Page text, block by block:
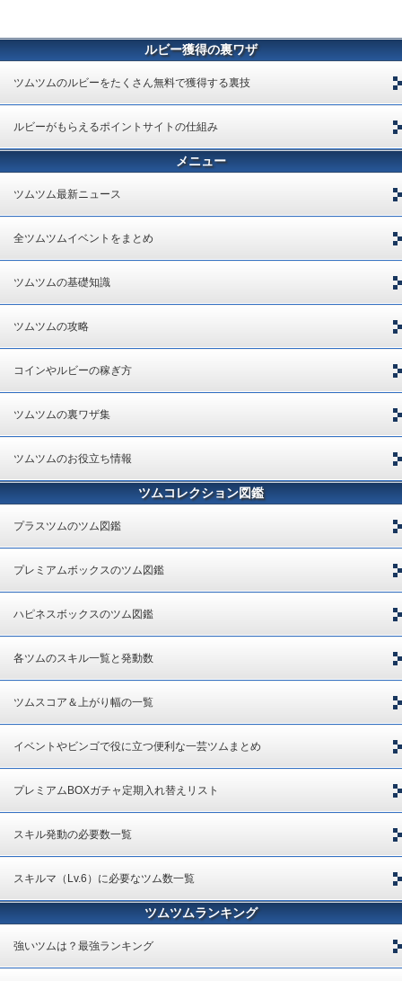
ルビー獲得の裏ワザ
ツムツムのルビーをたくさん無料で獲得する裏技
ルビーがもらえるポイントサイトの仕組み
メニュー
ツムツム最新ニュース
全ツムツムイベントをまとめ
ツムツムの基礎知識
ツムツムの攻略
コインやルビーの稼ぎ方
ツムツムの裏ワザ集
ツムツムのお役立ち情報
ツムコレクション図鑑
プラスツムのツム図鑑
プレミアムボックスのツム図鑑
ハピネスボックスのツム図鑑
各ツムのスキル一覧と発動数
ツムスコア＆上がり幅の一覧
イベントやビンゴで役に立つ便利な一芸ツムまとめ
プレミアムBOXガチャ定期入れ替えリスト
スキル発動の必要数一覧
スキルマ（Lv.6）に必要なツム数一覧
ツムツムランキング
強いツムは？最強ランキング